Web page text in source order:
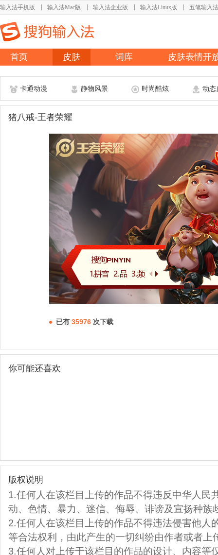
输入法手机版 输入法Mac版 输入法企业版 输入法Linux版 五笔输入法
首页 皮肤 词库 皮肤表情开
卡通动漫 静物风景 时尚酷炫 动态
猪八戒-王者荣耀
已有 35976 次下载
你可能还喜欢
版权说明
1.任何人在该栏目上传的作品不得违反中华人民
动、色情、暴力、迷信、侮辱、诽谤及宣扬种族
2.任何人在该栏目上传的作品不得违法侵害他人
等合法权利，由此产生的一切纠纷由作者或者上
3.任何人对上传于该栏目的作品的设计、内容等